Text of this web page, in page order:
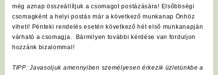
még aznap összeállítjuk a csomagot postázására! Elsőbbségi
csomagként a helyi postás már a következő munkanap Önhöz
viheti! Pénteki rendelés esetén következő hét első munkanapján
várható a csomagja. Bármilyen további kérdése van forduljon
hozzánk bizalommal!
TIPP: Javasoljuk amennyiben személyesen érkezik üzletünkbe a